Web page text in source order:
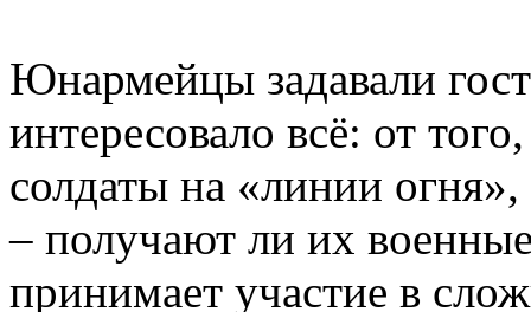
Юнармейцы задавали
интересовало всё: от
солдаты на «линии
– получают ли их
принимает участие в